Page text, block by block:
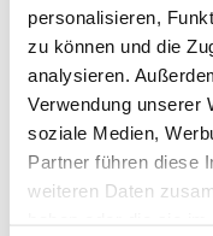
personalisieren,
zu können und die
analysieren.
Verwendung unserer
soziale Medien,
Partner führen diese
weiteren Daten
8.1
Es gilt das
8.2